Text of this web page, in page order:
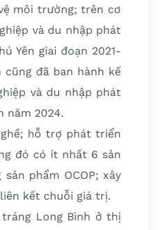
môi trường; trên cơ
và du nhập phát
Yên giai đoạn 2021-
cũng đã ban hành kế
và du nhập phát
năm 2024.
hỗ trợ phát triển
đó có ít nhất 6 sản
phẩm OCOP; xây
kết chuỗi giá trị.
Long Bình ở thị